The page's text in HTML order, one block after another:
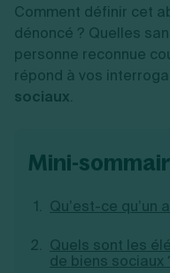
Vérification de la
Création
Radiation auto
Mise en sommeil
Dissolution-
Dépôt de bilan
Toutes les
Logiciel de
Logiciel de
Gestion des achats
Gestion de la
Je souhaite être
Découvrez notre
Recouvrement de
Gérer ses salariés
Sélection de
Ouvrir sa société
Création d'EURL
Création de SARL
Création de SCI
Création
Comment définir cet
dénoncé ? Quelles
personne reconnue
répond à vos
sociaux.
mini-
Qu’est-ce qu’un
Quels sont les
de biens sociaux